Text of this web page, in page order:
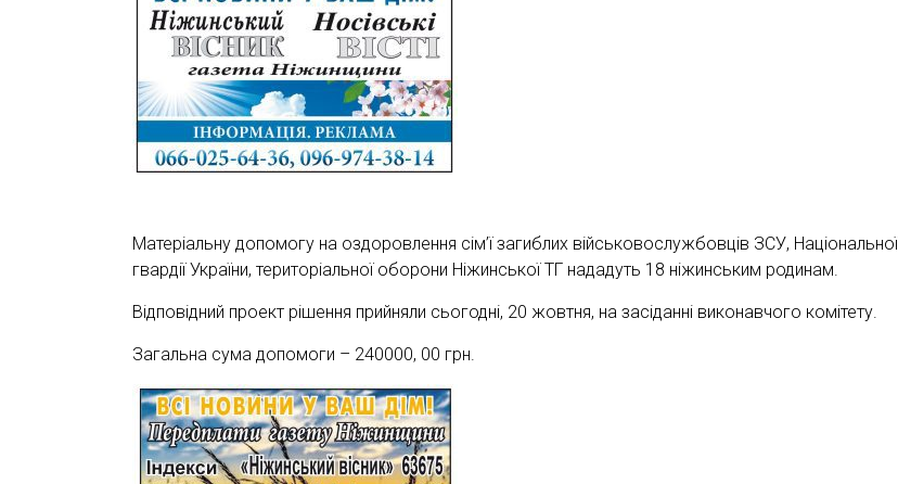
Матеріальну допомогу на оздоровлення сім’ї загиблих військовослужбовців ЗСУ, Національної
гвардії України, територіальної оборони Ніжинської ТГ нададуть 18 ніжинським родинам.
Відповідний проект рішення прийняли сьогодні, 20 жовтня, на засіданні виконавчого комітету.
Загальна сума допомоги – 240000, 00 грн.